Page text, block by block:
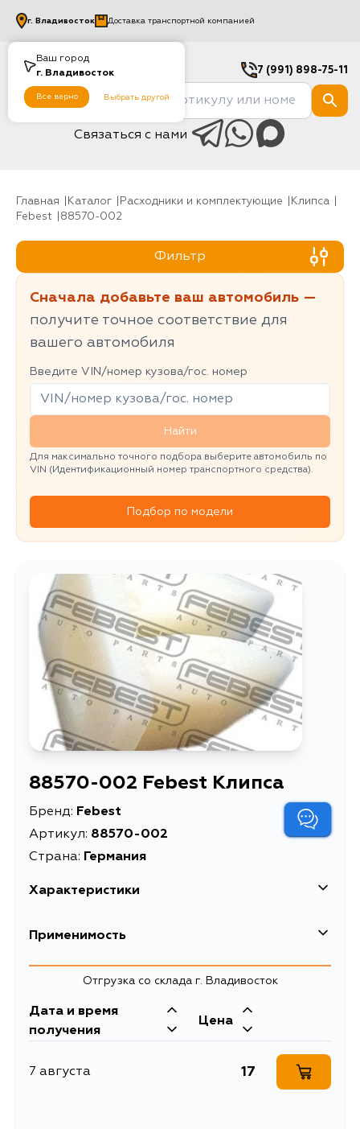
Ваш город
г. Владивосток
Все верно Выбрать другой
г. Владивосток Доставка транспортной компанией
7 (991) 898-75-11
Связаться с нами
Главная Каталог Расходники и комплектующие
клипса
Febest
88570-002
Фильтр
Сначала добавьте ваш автомобиль —
получите точное соответствие для
вашего автомобиля
Введите VIN/номер кузова/гос. номер
Найти
Для максимально точного подбора выберите автомобиль по
VIN (Идентификационный номер транспортного средства).
Подбор по модели
88570-002 Febest Клипса
Бренд: Febest
Артикул: 88570-002
Страна: Германия
Характеристики
EAN-13
Длина упаковки, мм 80
Масса, кг 0.01
Ширина упаковки, мм
Применимость
ChryslerОтгрузка со склада г. Владивосток
Дата и время
получения
Цена
7 августа 17